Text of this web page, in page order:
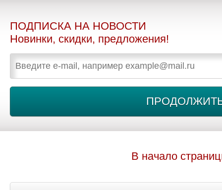
ПОДПИСКА НА НОВОСТИ
Новинки, скидки, предложения!
В начало